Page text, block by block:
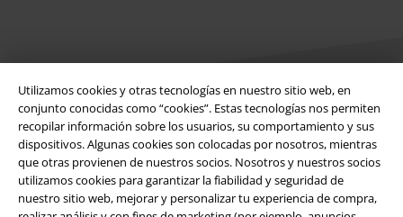
Utilizamos cookies y otras tecnologías en nuestro sitio web, en
conjunto conocidas como “cookies”. Estas tecnologías nos permiten
recopilar información sobre los usuarios, su comportamiento y sus
dispositivos. Algunas cookies son colocadas por nosotros, mientras
que otras provienen de nuestros socios. Nosotros y nuestros socios
utilizamos cookies para garantizar la fiabilidad y seguridad de
nuestro sitio web, mejorar y personalizar tu experiencia de compra,
Legal
Términos y Condiciones